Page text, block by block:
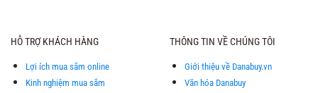
HỖ TRỢ KHÁCH HÀNG
Lợi ích mua sắm online
Kinh nghiệm mua sắm
THÔNG TIN VỀ CHÚNG TÔI
Giới thiệu về Danabuy.vn
Văn hóa Danabuy